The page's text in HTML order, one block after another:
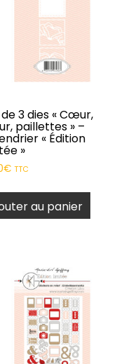
3 dies « Cœur,
paillettes » –
« Édition
»
€ TTC
au panier